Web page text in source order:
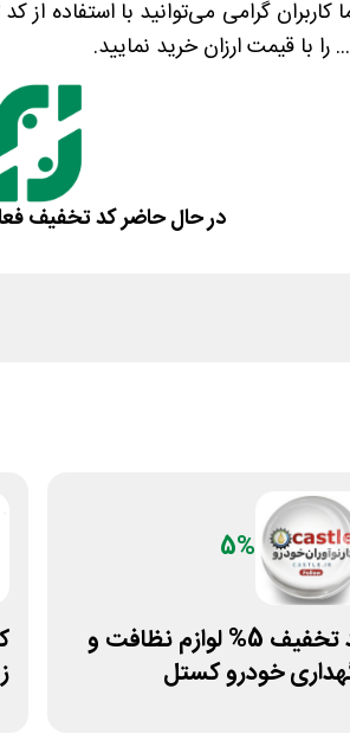
گرامی می‌توانید با استفاده
با قیمت ارزان خرید نمایید.
در حال حاضر کد تخفیف
5%
کد تخفیف 5% لوازم نظافت و
خودرو کستل